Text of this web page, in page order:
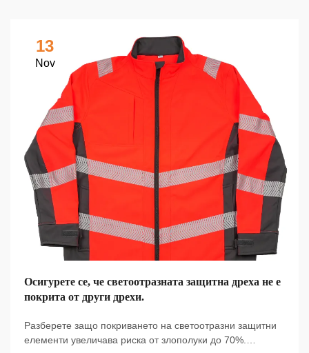
13
Nov
Осигурете се, че светоотразната защитна дреха не е
покрита от други дрехи.
Разберете защо покриването на светоотразни защитни
елементи увеличава риска от злополуки до 70%.